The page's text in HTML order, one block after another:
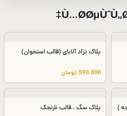
پلاک نژاد آلابای (قالب استخوان)
590.000 تومان
) پلاک سگ ، قالب نارنجک